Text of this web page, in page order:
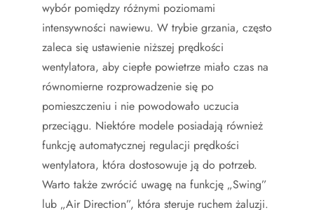
wybór pomiędzy różnymi poziomami
intensywności nawiewu. W trybie grzania, często
zaleca się ustawienie niższej prędkości
wentylatora, aby ciepłe powietrze miało czas na
równomierne rozprowadzenie się po
pomieszczeniu i nie powodowało uczucia
przeciągu. Niektóre modele posiadają również
funkcję automatycznej regulacji prędkości
wentylatora, która dostosowuje ją do potrzeb.
Warto także zwrócić uwagę na funkcję „Swing”
lub „Air Direction”, która steruje ruchem żaluzji.